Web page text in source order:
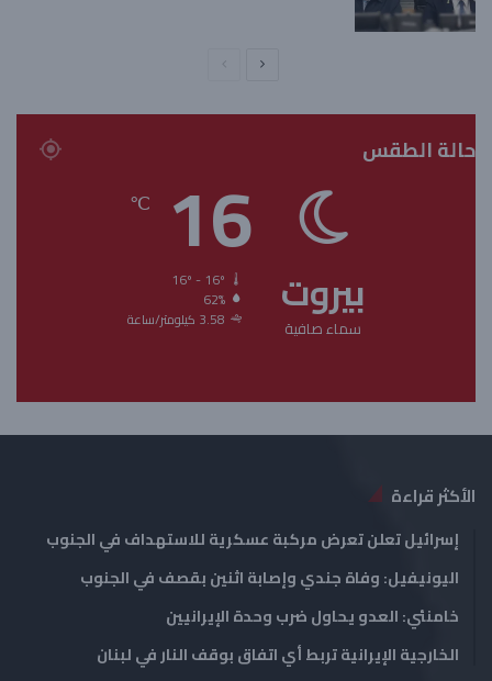
ة
ا
ل
س
ق
ة
ي
ة
حالة الطقس
بيروت
سماء صافية
16
℃
62%
3.58 كيلومتر/ساعة
الأكثر قراءة
إسرائيل تعلن تعرض مركبة عسكرية للاستهداف في الجنوب
اليونيفيل: وفاة جندي وإصابة اثنين بقصف في الجنوب
خامنئي: العدو يحاول ضرب وحدة الإيرانيين
الخارجية الإيرانية تربط أي اتفاق بوقف النار في لبنان